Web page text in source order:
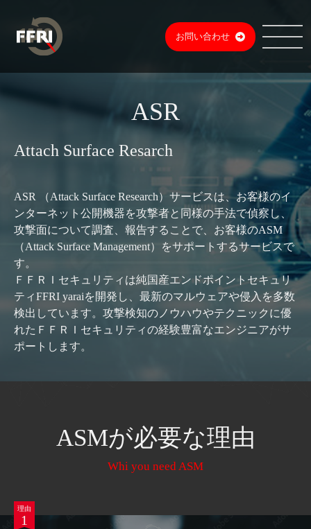
お問い合わせ
ASR
Attach Surface Resarch
ASR （Attack Surface Research）サービスは、お客様のイ
ンターネット公開機器を攻撃者と同様の手法で偵察し、
攻撃面について調査、報告することで、お客様のASM
（Attack Surface Management）をサポートするサービスで
す。
ＦＦＲＩセキュリティは純国産エンドポイントセキュリ
ティFFRI yaraiを開発し、最新のマルウェアや侵入を多数
検出しています。攻撃検知のノウハウやテクニックに優
れたＦＦＲＩセキュリティの経験豊富なエンジニアがサ
ポートします。
ASMが必要な理由
Whi you need ASM
理由
1